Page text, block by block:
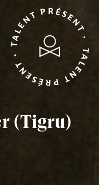
(Tigru)
TALENT PRÉSENT • TALENT PRÉSENT •